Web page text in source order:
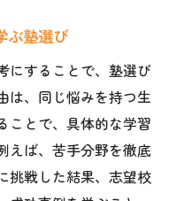
ぶ塾選び
にすることで、塾選び
は、同じ悩みを持つ生
ことで、具体的な学習
えば、苦手分野を徹底
挑戦した結果、志望校